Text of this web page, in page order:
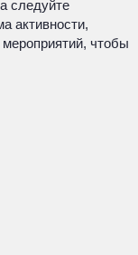
следуйте
активности,
чтобы